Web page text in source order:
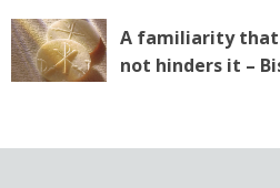
A familiarity
not hinders it –